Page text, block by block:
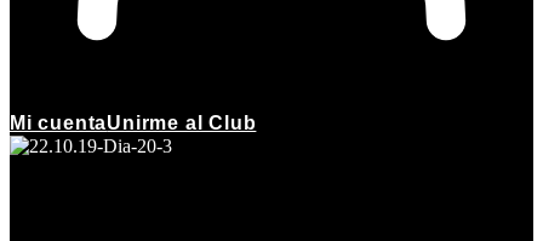
Mi cuentaUnirme al Club